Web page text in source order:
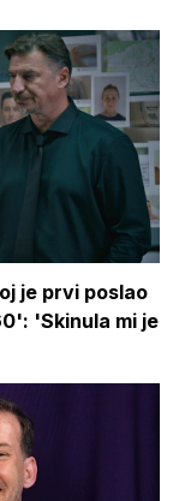
je prvi poslao
'Skinula mi je